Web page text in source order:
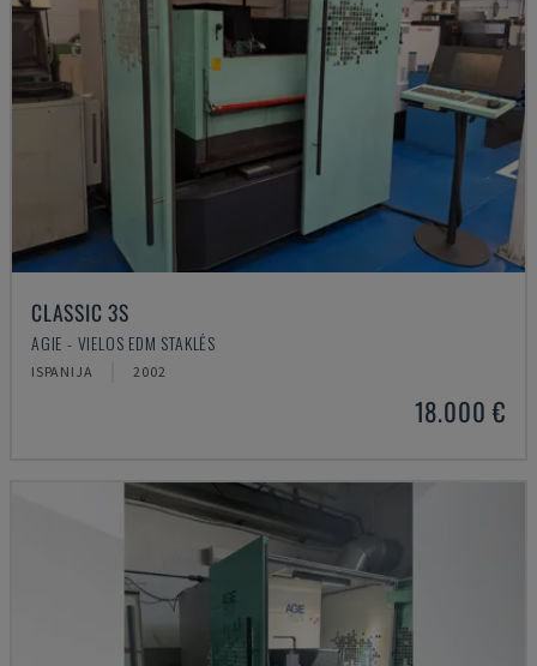
CLASSIC 3S
AGIE - VIELOS EDM STAKLĖS
ISPANIJA 2002
18.000 €